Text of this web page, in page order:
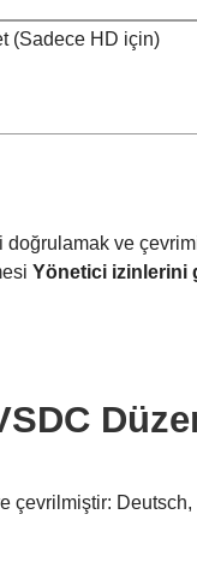
(Sadece HD için)
doğrulamak ve
Yönetici izinlerini
çevrilmiştir: